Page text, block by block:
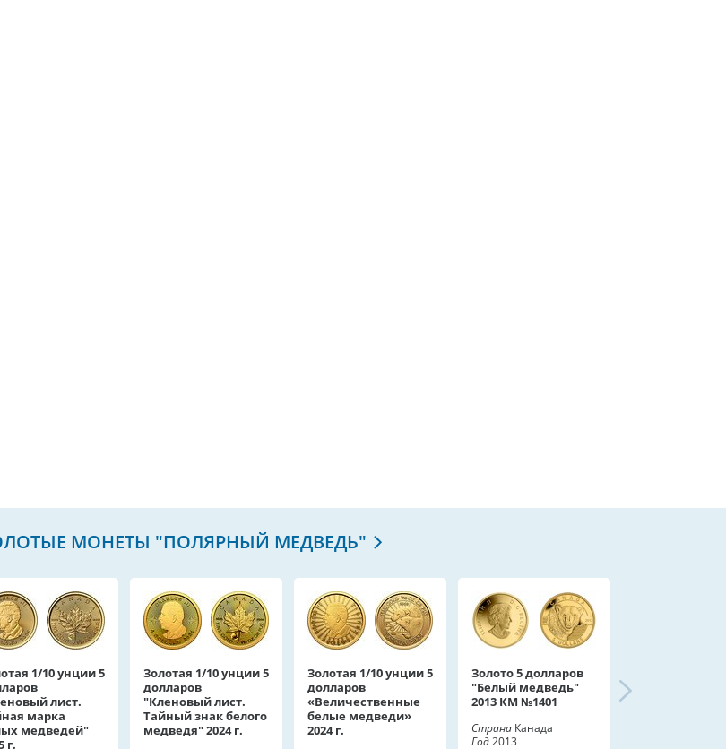
МОНЕТЫ "ПОЛЯРНЫЙ МЕДВЕДЬ"
1/10 унции 5
лист.
марка
медведей"
г.
Золотая 1/10 унции 5
долларов
"Кленовый лист.
Тайный знак белого
медведя" 2024 г.
Золотая 1/10 унции 5
долларов
«Величественные
белые медведи»
2024 г.
Золото 5 долларов
"Белый медведь"
2013 КМ №1401
Страна Канада
Год2013